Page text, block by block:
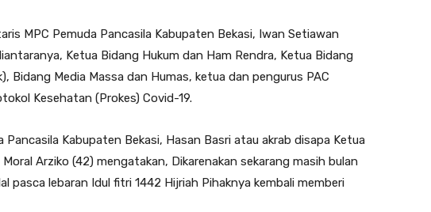
MPC Pemuda Pancasila Kabupaten Bekasi, Iwan Setiawan
Ketua Bidang Hukum dan Ham Rendra, Ketua Bidang
Bidang Media Massa dan Humas, ketua dan pengurus PAC
Kesehatan (Prokes) Covid-19.
Pancasila Kabupaten Bekasi, Hasan Basri atau akrab disapa Ketua
Arziko (42) mengatakan, Dikarenakan sekarang masih bulan
pasca lebaran Idul fitri 1442 Hijriah Pihaknya kembali memberi